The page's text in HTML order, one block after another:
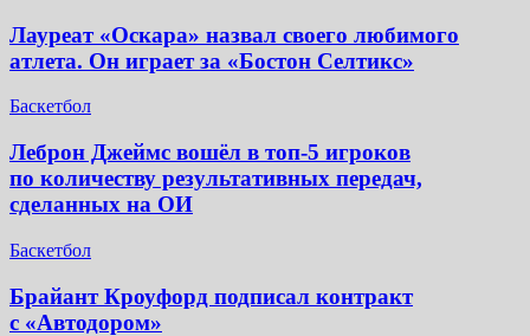
Лауреат «Оскара» назвал своего любимого
атлета. Он играет за «Бостон Селтикс»
Баскетбол
Леброн Джеймс вошёл в топ-5 игроков
по количеству результативных передач,
сделанных на ОИ
Баскетбол
Брайант Кроуфорд подписал контракт
с «Автодором»